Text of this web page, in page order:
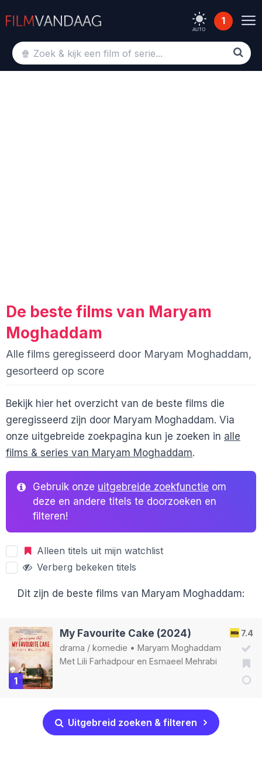
AUTO
1
De beste films van Maryam
Moghaddam
Alle films geregisseerd door Maryam Moghaddam,
gesorteerd op score
Bekijk hier het overzicht van de beste films die
geregisseerd zijn door Maryam Moghaddam. Via
onze uitgebreide zoekpagina kun je zoeken in alle
films & series van Maryam Moghaddam.
Gebruik onze uitgebreide zoekfunctie om
deze en andere titels te doorzoeken en
filteren!
Alleen titels uit mijn watchlist
Verberg bekeken titels
Dit zijn de beste films van Maryam Moghaddam:
1
7.4
My Favourite Cake (2024)
drama / komedie • Maryam Moghaddam
Met Lili Farhadpour en Esmaeel Mehrabi
Uitgebreid zoeken & filteren